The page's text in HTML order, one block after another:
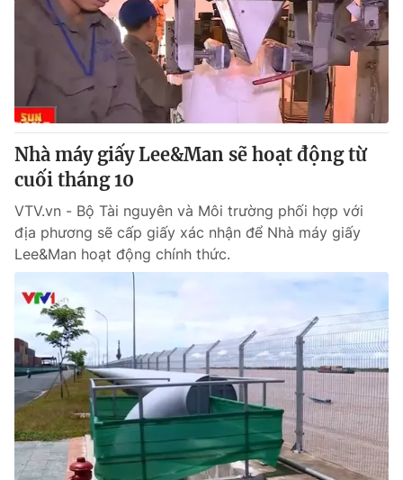
Nhà máy giấy Lee&Man sẽ hoạt động từ
cuối tháng 10
VTV.vn - Bộ Tài nguyên và Môi trường phối hợp với
địa phương sẽ cấp giấy xác nhận để Nhà máy giấy
Lee&Man hoạt động chính thức.